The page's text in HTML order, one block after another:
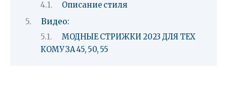
Описание стиля
Видео:
МОДНЫЕ СТРИЖКИ 2023 ДЛЯ ТЕХ
КОМУ ЗА 45, 50, 55